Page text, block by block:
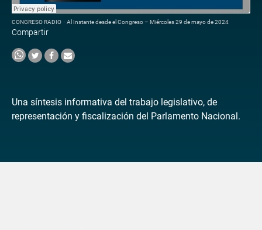
CONGRESO RADIO · Al Instante desde el Congreso – Miércoles 29 de mayo de 2024
Compartir
Una síntesis informativa del trabajo legislativo, de
representación y fiscalización del Parlamento Nacional.